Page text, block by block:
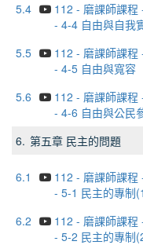
5.4
112 - 磨課師課程
- 4-4 自由與自我
5.5
112 - 磨課師課程
- 4-5 自由與寬容
5.6
112 - 磨課師課程
- 4-6 自由與公民
6. 第五章 民主的問題
6.1
112 - 磨課師課程
- 5-1 民主的專制
6.2
112 - 磨課師課程
- 5-2 民主的專制